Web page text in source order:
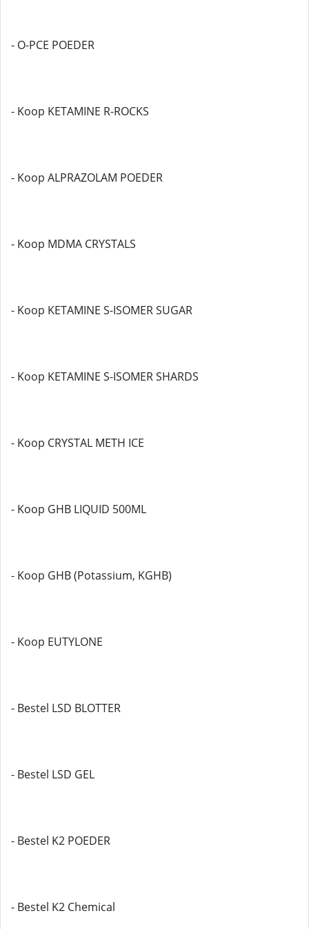
- O-PCE POEDER
- Koop KETAMINE R-ROCKS
- Koop ALPRAZOLAM POEDER
- Koop MDMA CRYSTALS
- Koop KETAMINE S-ISOMER SUGAR
- Koop KETAMINE S-ISOMER SHARDS
- Koop CRYSTAL METH ICE
- Koop GHB LIQUID 500ML
- Koop GHB (Potassium, KGHB)
- Koop EUTYLONE
- Bestel LSD BLOTTER
- Bestel LSD GEL
- Bestel K2 POEDER
- Bestel K2 Chemical